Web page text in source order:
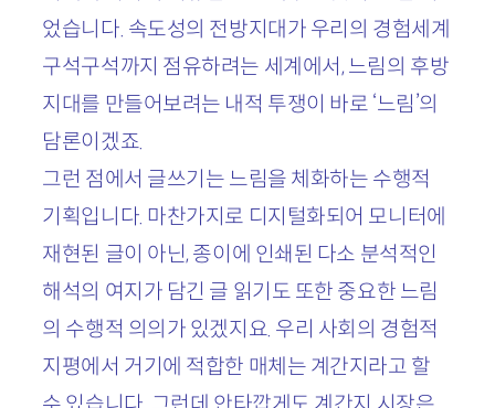
었습니다. 속도성의 전방지대가 우리의 경험세계
구석구석까지 점유하려는 세계에서, 느림의 후방
지대를 만들어보려는 내적 투쟁이 바로 ‘느림’의
담론이겠죠.
그런 점에서 글쓰기는 느림을 체화하는 수행적
기획입니다. 마찬가지로 디지털화되어 모니터에
재현된 글이 아닌, 종이에 인쇄된 다소 분석적인
해석의 여지가 담긴 글 읽기도 또한 중요한 느림
의 수행적 의의가 있겠지요. 우리 사회의 경험적
지평에서 거기에 적합한 매체는 계간지라고 할